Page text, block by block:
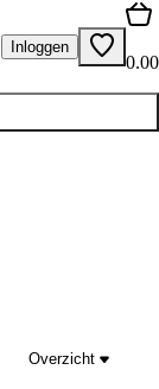
Inloggen
0.00
Overzicht